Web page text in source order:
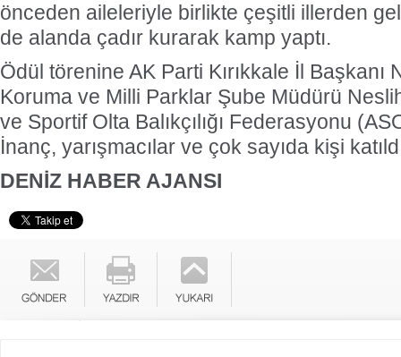
önceden aileleriyle birlikte çeşitli illerden
de alanda çadır kurarak kamp yaptı.
Ödül törenine AK Parti Kırıkkale İl
Koruma ve Milli Parklar Şube Müdürü
ve Sportif Olta Balıkçılığı Federasyonu
İnanç, yarışmacılar ve çok sayıda kişi
DENİZ HABER AJANSI